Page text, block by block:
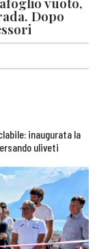
Dopo
inaugurata la
uliveti